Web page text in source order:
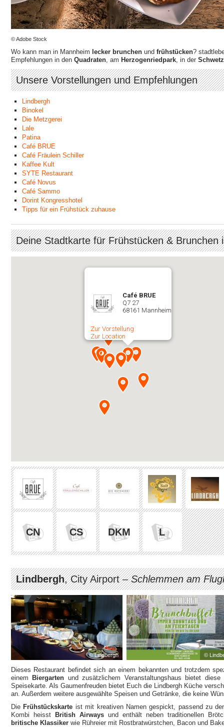
© Adobe Stock
Wo kann man in Mannheim lecker brunchen und frühstücken?
Empfehlungen in den Quadraten, am Herzogenriedpark, in der
Unsere Vorstellungen und Empfehlungen
Lindbergh
Binokel
Die Metzgerei
Lale
Patina
Café BRUE
Café Fräulein Schiller
Kaffee Kult
SYTE Restaurant
Café Novus
Café Sammo
Dorint Kongresshotel
Tipps für ein Frühstück zuhause
Deine Stadtkarte für Frühstücken & Brunchen
Café BRUE
Q7 27
68161 Mannheim
Zur Vorstellung
Zur Location
CN CS DKM L
Lindbergh, City Airport –Schlemmen am
© Lindbergh ©
Dieses Restaurant befindet sich an einem bekannten und trotzdem
einemBiergarten und zusätzlichem Veranstaltungshaus bietet
Speisekarte. Als Gaumenfreuden bietet Euch die Lindbergh Küche
an. Außerdem weitere ausgewählte Speisen und Getränke, die keine
DieFrühstückskarte ist mit kreativen Namen gespickt, passend zu
Kombi heisst British Airways und enthält neben traditionellen
britische Klassiker wie Rühreier mit Rostbratwürstchen, Bacon und